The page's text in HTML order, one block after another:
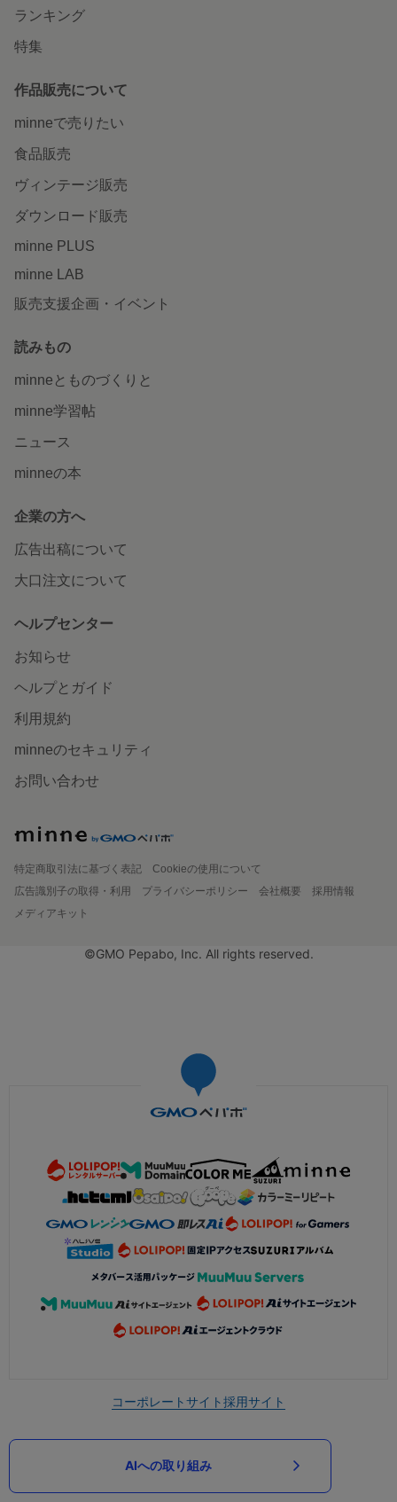
ランキング
特集
作品販売について
minneで売りたい
食品販売
ヴィンテージ販売
ダウンロード販売
minne PLUS
minne LAB
販売支援企画・イベント
読みもの
minneとものづくりと
minne学習帖
ニュース
minneの本
企業の方へ
広告出稿について
大口注文について
ヘルプセンター
お知らせ
ヘルプとガイド
利用規約
minneのセキュリティ
お問い合わせ
特定商取引法に基づく表記
Cookieの使用について
広告識別子の取得・利用
プライバシーポリシー 会社概要
採用情報
メディアキット
©GMO Pepabo, Inc. All rights reserved.
コーポレートサイト採用サイト
AIへの取り組み